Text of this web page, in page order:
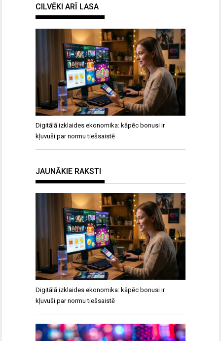
CILVĒKI ARĪ LASA
Digitālā izklaides ekonomika: kāpēc bonusi ir
kļuvuši par normu tiešsaistē
JAUNĀKIE RAKSTI
Digitālā izklaides ekonomika: kāpēc bonusi ir
kļuvuši par normu tiešsaistē